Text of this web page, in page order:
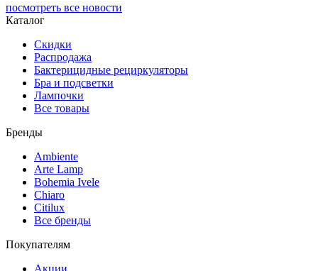
посмотреть все новости
Каталог
Скидки
Распродажа
Бактерицидные рециркуляторы
Бра и подсветки
Лампочки
Все товары
Бренды
Ambiente
Arte Lamp
Bohemia Ivele
Chiaro
Citilux
Все бренды
Покупателям
Акции